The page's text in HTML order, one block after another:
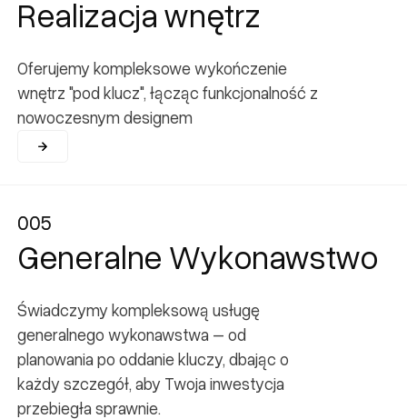
Realizacja wnętrz
Oferujemy kompleksowe wykończenie
wnętrz "pod klucz", łącząc funkcjonalność z
nowoczesnym designem
005
005
Generalne Wykonawstwo
Świadczymy kompleksową usługę
generalnego wykonawstwa – od
planowania po oddanie kluczy, dbając o
każdy szczegół, aby Twoja inwestycja
przebiegła sprawnie.